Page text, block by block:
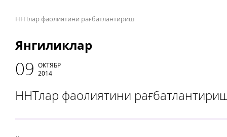
ННТлар фаолиятини рағбатлантириш
Янгиликлар
09 ОКТЯБР
2014
ННТлар фаолиятини